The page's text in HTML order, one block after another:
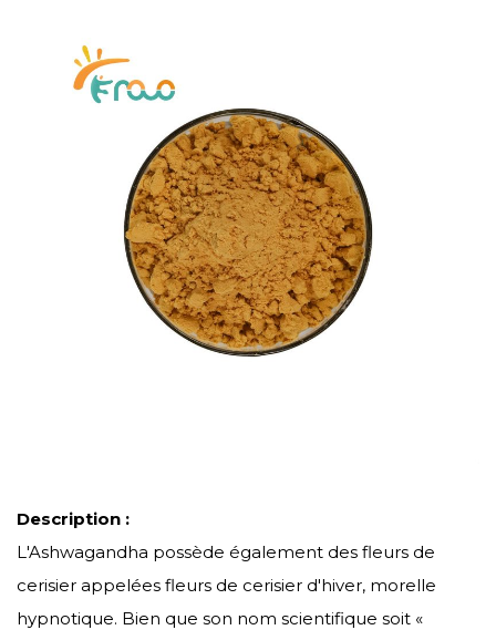
Description :
L'Ashwagandha possède également des fleurs de
cerisier appelées fleurs de cerisier d'hiver, morelle
hypnotique. Bien que son nom scientifique soit «